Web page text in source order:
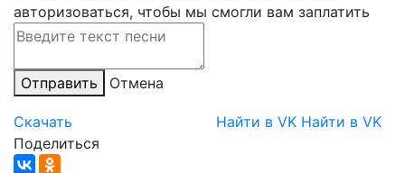
авторизоваться, чтобы мы смогли вам заплатить
Отправить Отмена
Скачать Найти в VK Найти в VK
Поделиться